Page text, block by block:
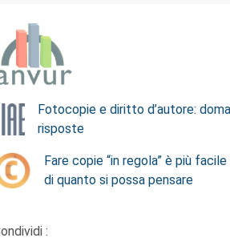
Fotocopie e diritto d’autore:
risposte
Fare copie “in regola” è più facile
di quanto si possa pensare
: